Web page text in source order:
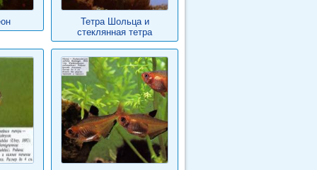
Тетра Шольца и
стеклянная тетра